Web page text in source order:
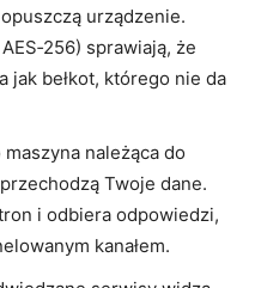
urządzenie.
sprawiają, że
jak bełkot, którego nie da
maszyna należąca do
Twoje dane.
i odbiera odpowiedzi,
kanałem.